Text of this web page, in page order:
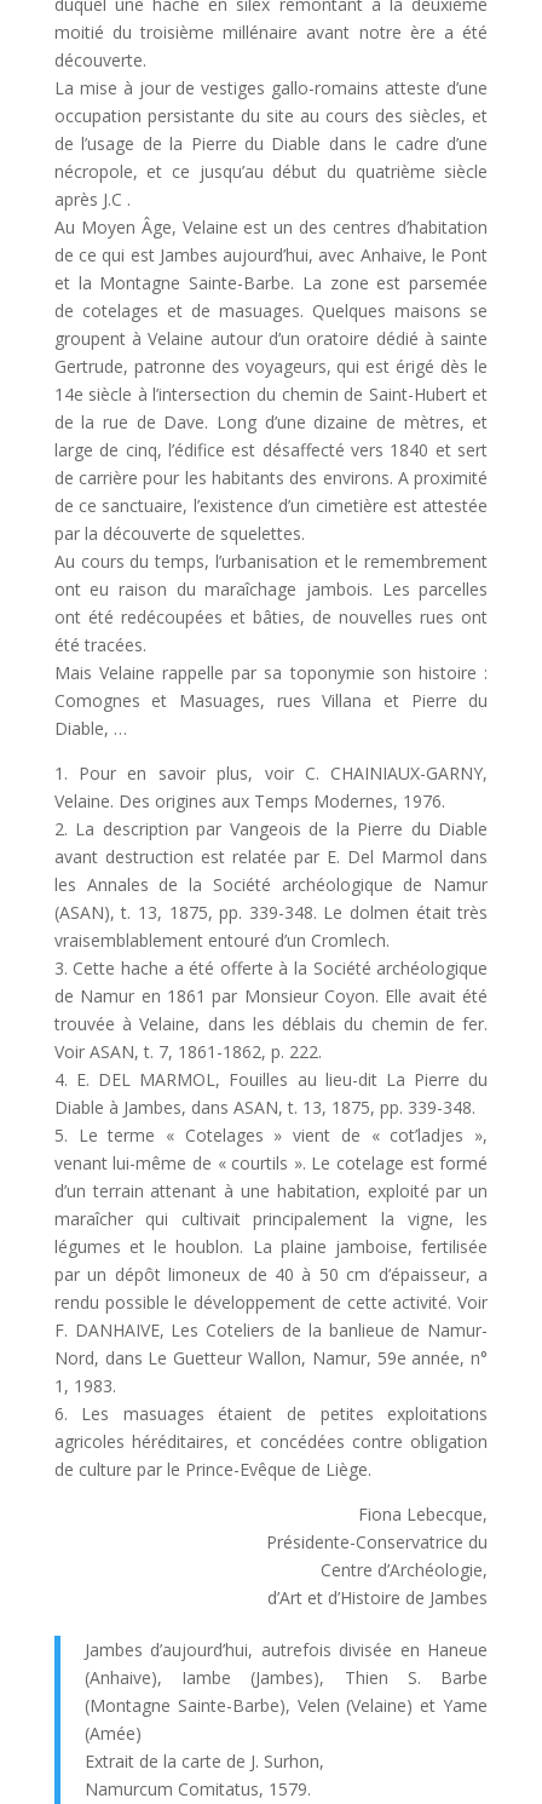
moitié du troisième millénaire avant notre ère a été
découverte.
La mise à jour de vestiges gallo-romains atteste d’une
occupation persistante du site au cours des siècles, et
de l’usage de la Pierre du Diable dans le cadre d’une
nécropole, et ce jusqu’au début du quatrième siècle
après J.C .
Au Moyen Âge, Velaine est un des centres d’habitation
de ce qui est Jambes aujourd’hui, avec Anhaive, le Pont
et la Montagne Sainte-Barbe. La zone est parsemée
de cotelages et de masuages. Quelques maisons se
groupent à Velaine autour d’un oratoire dédié à sainte
Gertrude, patronne des voyageurs, qui est érigé dès le
14e siècle à l’intersection du chemin de Saint-Hubert et
de la rue de Dave. Long d’une dizaine de mètres, et
large de cinq, l’édifice est désaffecté vers 1840 et sert
de carrière pour les habitants des environs. A proximité
de ce sanctuaire, l’existence d’un cimetière est attestée
par la découverte de squelettes.
Au cours du temps, l’urbanisation et le remembrement
ont eu raison du maraîchage jambois. Les parcelles
ont été redécoupées et bâties, de nouvelles rues ont
été tracées.
Mais Velaine rappelle par sa toponymie son histoire :
Comognes et Masuages, rues Villana et Pierre du
Diable, …
1. Pour en savoir plus, voir C. CHAINIAUX-GARNY,
Velaine. Des origines aux Temps Modernes, 1976.
2. La description par Vangeois de la Pierre du Diable
avant destruction est relatée par E. Del Marmol dans
les Annales de la Société archéologique de Namur
(ASAN), t. 13, 1875, pp. 339-348. Le dolmen était très
vraisemblablement entouré d’un Cromlech.
3. Cette hache a été offerte à la Société archéologique
de Namur en 1861 par Monsieur Coyon. Elle avait été
trouvée à Velaine, dans les déblais du chemin de fer.
Voir ASAN, t. 7, 1861-1862, p. 222.
4. E. DEL MARMOL, Fouilles au lieu-dit La Pierre du
Diable à Jambes, dans ASAN, t. 13, 1875, pp. 339-348.
5. Le terme « Cotelages » vient de « cot’ladjes »,
venant lui-même de « courtils ». Le cotelage est formé
d’un terrain attenant à une habitation, exploité par un
maraîcher qui cultivait principalement la vigne, les
légumes et le houblon. La plaine jamboise, fertilisée
par un dépôt limoneux de 40 à 50 cm d’épaisseur, a
rendu possible le développement de cette activité. Voir
F. DANHAIVE, Les Coteliers de la banlieue de Namur-
Nord, dans Le Guetteur Wallon, Namur, 59e année, n°
1, 1983.
6. Les masuages étaient de petites exploitations
agricoles héréditaires, et concédées contre obligation
de culture par le Prince-Evêque de Liège.
Fiona Lebecque,
Présidente-Conservatrice du
Centre d’Archéologie,
d’Art et d’Histoire de Jambes
Jambes d’aujourd’hui, autrefois divisée en Haneue
(Anhaive), Iambe (Jambes), Thien S. Barbe
(Montagne Sainte-Barbe), Velen (Velaine) et Yame
(Amée)
Extrait de la carte de J. Surhon,
Namurcum Comitatus, 1579.